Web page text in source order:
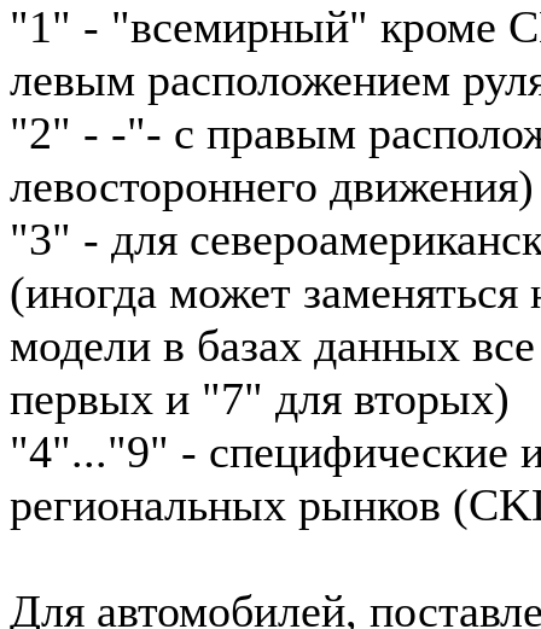
"1" - "всемирный" кроме
левым расположением
"2" - -"- с правым
левостороннего движения)
"3" - для
(иногда может
модели в базах данных
первых и "7" для вторых)
"4"..."9" - специфические
региональных рынков
Для автомобилей,